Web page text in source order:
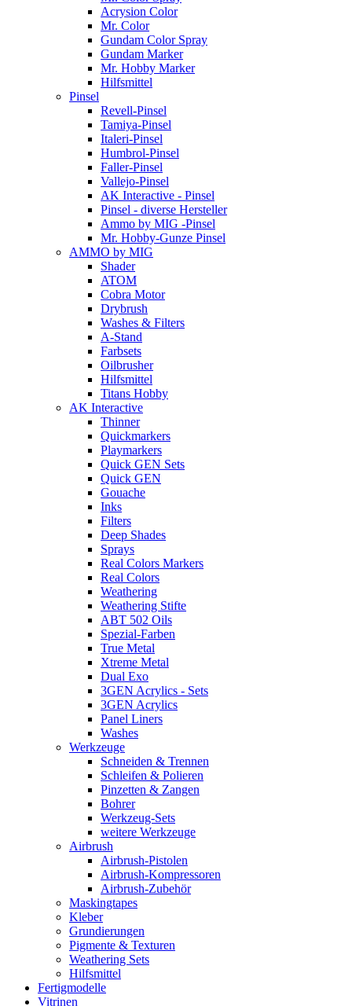
Acrysion Color
Mr. Color
Gundam Color Spray
Gundam Marker
Mr. Hobby Marker
Hilfsmittel
Pinsel
Revell-Pinsel
Tamiya-Pinsel
Italeri-Pinsel
Humbrol-Pinsel
Faller-Pinsel
Vallejo-Pinsel
AK Interactive - Pinsel
Pinsel - diverse Hersteller
Ammo by MIG -Pinsel
Mr. Hobby-Gunze Pinsel
AMMO by MIG
Shader
ATOM
Cobra Motor
Drybrush
Washes & Filters
A-Stand
Farbsets
Oilbrusher
Hilfsmittel
Titans Hobby
AK Interactive
Thinner
Quickmarkers
Playmarkers
Quick GEN Sets
Quick GEN
Gouache
Inks
Filters
Deep Shades
Sprays
Real Colors Markers
Real Colors
Weathering
Weathering Stifte
ABT 502 Oils
Spezial-Farben
True Metal
Xtreme Metal
Dual Exo
3GEN Acrylics - Sets
3GEN Acrylics
Panel Liners
Washes
Werkzeuge
Schneiden & Trennen
Schleifen & Polieren
Pinzetten & Zangen
Bohrer
Werkzeug-Sets
weitere Werkzeuge
Airbrush
Airbrush-Pistolen
Airbrush-Kompressoren
Airbrush-Zubehör
Maskingtapes
Kleber
Grundierungen
Pigmente & Texturen
Weathering Sets
Hilfsmittel
Fertigmodelle
Vitrinen